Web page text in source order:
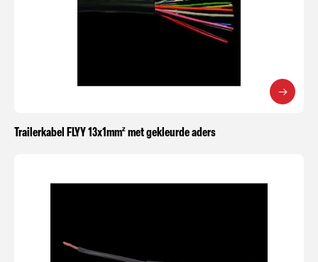
Trailerkabel FLYY 13x1mm² met gekleurde aders